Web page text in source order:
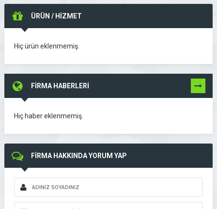
ÜRÜN / HİZMET
Hiç ürün eklenmemiş.
FİRMA HABERLERİ TÜMÜNÜ
GÖR
Hiç haber eklenmemiş.
FİRMA HAKKINDA YORUM YAP